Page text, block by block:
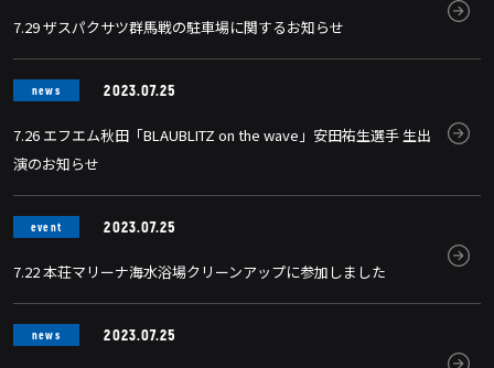
7.29 ザスパクサツ群馬戦の駐車場に関するお知らせ
news 2023.07.25
7.26 エフエム秋田「BLAUBLITZ on the wave」安田祐生選手 生出
演のお知らせ
event 2023.07.25
7.22 本荘マリーナ海水浴場クリーンアップに参加しました
news 2023.07.25